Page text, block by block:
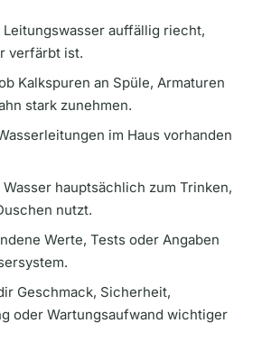
auffällig riecht,
verfärbt ist.
Kalkspuren an Spüle, Armaturen
stark zunehmen.
im Haus vorhanden
hauptsächlich zum Trinken,
nutzt.
Werte, Tests oder Angaben
Geschmack, Sicherheit,
oder Wartungsaufwand wichtiger